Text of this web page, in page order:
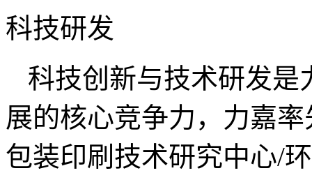
科技研发
科技创新与技术研发是
展的核心竞争力，力嘉
包装印刷技术研究中心/